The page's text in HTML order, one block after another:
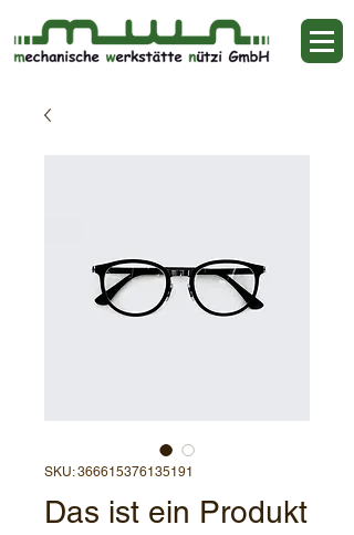
SKU: 366615376135191
Das ist ein Produkt